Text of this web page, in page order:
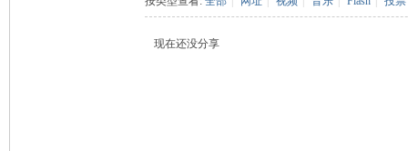
现在还没分享